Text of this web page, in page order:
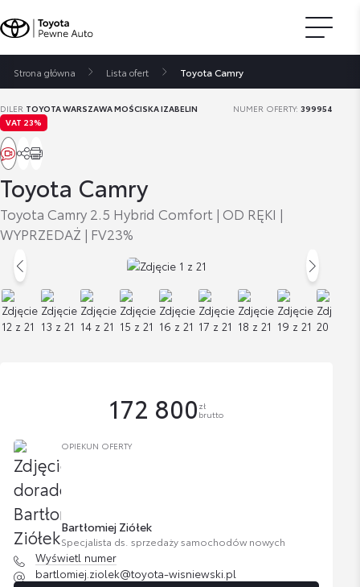
Strona główna Lista ofert Toyota Camry
Toyota Camry
Toyota Camry 2.5 Hybrid Comfort | OD RĘKI |
WYPRZEDAŻ | FV23%
VAT 23%
DILER TOYOTA WARSZAWA MOŚCISKA IZABELIN NUMER OFERTY:399954
OPIEKUN OFERTY
Bartłomiej Ziółek
Specjalista ds. sprzedaży samochodów nowych
Wyświetl numer
bartlomiej.ziolek@toyota-wisniewski.pl
172 800 zł
brutto